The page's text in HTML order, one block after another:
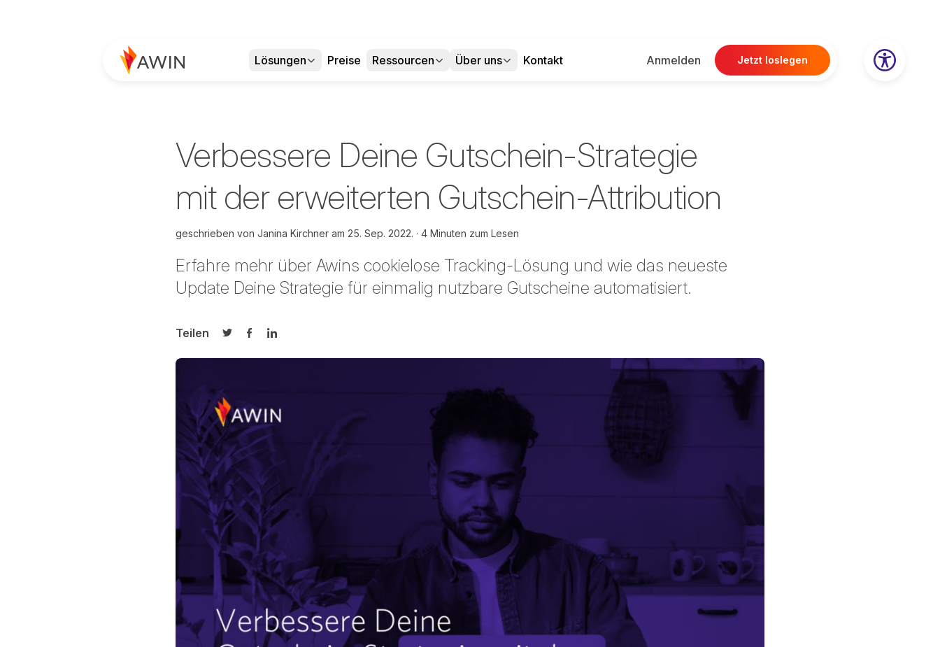
Lösungen Preise Ressourcen Über uns Kontakt Anmelden Jetzt loslegen
Verbessere Deine Gutschein-Strategie
mit der erweiterten Gutschein-Attribution
geschrieben von Janina Kirchner am 25. Sep. 2022. 4 Minuten zum Lesen
Erfahre mehr über Awins cookielose Tracking-Lösung und wie das neueste
Update Deine Strategie für einmalig nutzbare Gutscheine automatisiert.
Teilen
Auf Twitter teilen
Auf Facebook teilen
Auf LinkedIn teilen